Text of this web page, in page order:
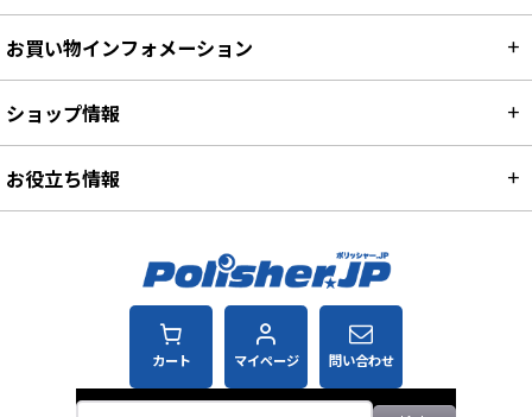
カート マイページ 問い合わせ
お買い物インフォメーション
ショップ情報
お役立ち情報